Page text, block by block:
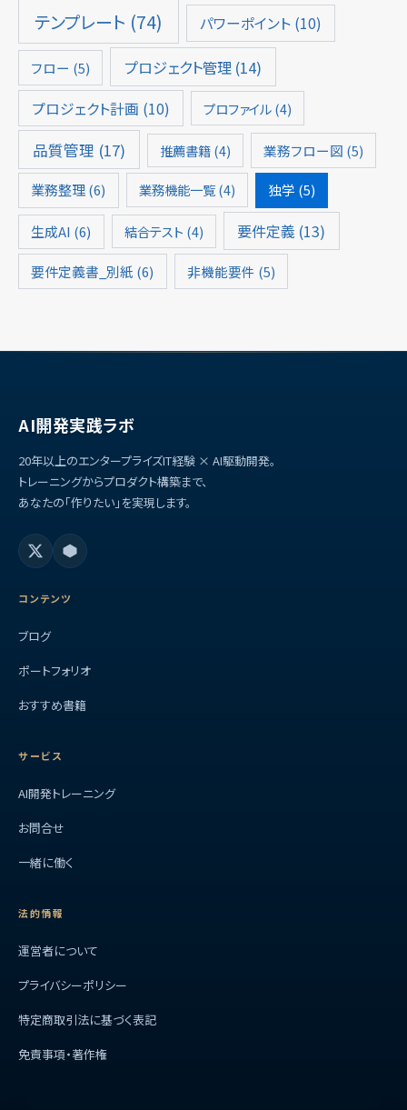
テンプレート (74) パワーポイント (10)
フロー (5) プロジェクト管理 (14)
プロジェクト計画 (10) プロファイル(4)
品質管理 (17) 推薦書籍(4) 業務フロー図 (5)
業務整理(6) 業務機能一覧(4) 独学 (5)
生成AI (6) 結合テスト (4) 要件定義 (13)
要件定義書_別紙 (6) 非機能要件 (5)
AI開発実践ラボ
20年以上のエンタープライズIT経験 × AI駆動開発。
トレーニングからプロダクト構築まで、
あなたの「作りたい」を実現します。
コンテンツ
ブログ
ポートフォリオ
おすすめ書籍
サービス
AI開発トレーニング
お問合せ
一緒に働く
法的情報
運営者について
プライバシーポリシー
特定商取引法に基づく表記
免責事項・著作権